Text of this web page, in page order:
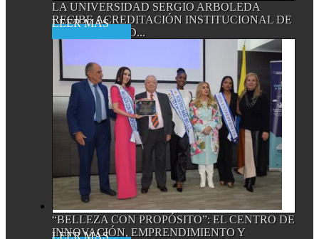
LA UNIVERSIDAD SERGIO ARBOLEDA
RECIBE ACREDITACIÓN INSTITUCIONAL DE
ALTA CALIDAD...
“BELLEZA CON PROPÓSITO”: EL CENTRO DE
INNOVACIÓN, EMPRENDIMIENTO Y